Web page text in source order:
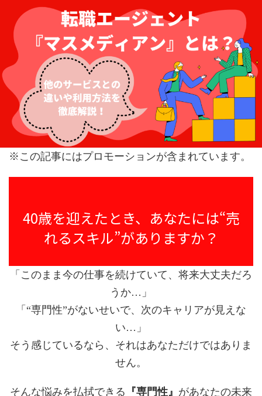
※この記事にはプロモーションが含まれています。
40歳を迎えたとき、あなたには“売
れるスキル”がありますか？
「このまま今の仕事を続けていて、将来大丈夫だろ
うか…」
「“専門性”がないせいで、次のキャリアが見えな
い…」
そう感じているなら、それはあなただけではありま
せん。
そんな悩みを払拭できる 『専門性』 があなたの未来